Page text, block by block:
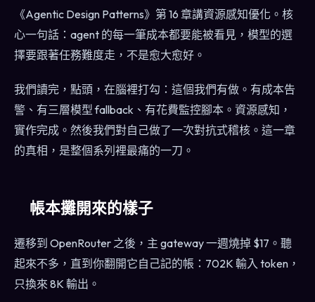
《Agentic Design Patterns》第 16 章講資源感知優化。核
心一句話：agent 的每一筆成本都要能被看見，模型的選
擇要跟著任務難度走，不是愈大愈好。
我們讀完，點頭，在腦裡打勾：這個我們有做。有成本告
警、有三層模型 fallback、有花費監控腳本。資源感知，
實作完成。然後我們對自己做了一次對抗式稽核。這一章
的真相，是整個系列裡最痛的一刀。
帳本攤開來的樣子
遷移到 OpenRouter 之後，主 gateway 一週燒掉 $17。聽
起來不多，直到你翻開它自己記的帳：702K 輸入 token，
只換來 8K 輸出。